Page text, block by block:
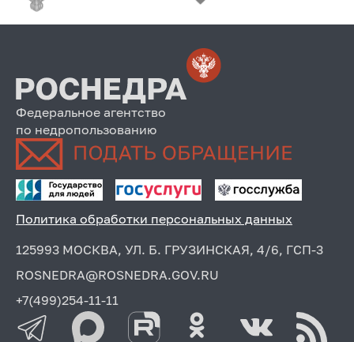
Федеральное агентство
по недропользованию
Политика обработки персональных данных
125993 МОСКВА, УЛ. Б. ГРУЗИНСКАЯ, 4/6, ГСП-3
ROSNEDRA@ROSNEDRA.GOV.RU
+7(499)254-11-11